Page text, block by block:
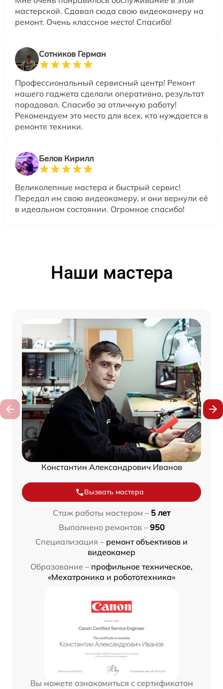
мастерской. Сдавал сюда свою видеокамеру на
ремонт. Очень классное место! Спасибо!
Сотников Герман
Профессиональный сервисный центр! Ремонт
нашего гаджета сделали оперативно, результат
порадовал. Спасибо за отличную работу!
Рекомендуем это место для всех, кто нуждается в
ремонте техники.
Белов Кирилл
Великолепные мастера и быстрый сервис!
Передал им свою видеокамеру, и они вернули её
в идеальном состоянии. Огромное спасибо!
Наши мастера
Константин Александрович Иванов
Вызвать мастера
Стаж работы мастером – 5 лет
Выполнено ремонтов – 950
Специализация – ремонт объективов и
видеокамер
Образование – профильное техническое,
«Мехатроника и робототехника»
Вы можете ознакомиться с сертификатом